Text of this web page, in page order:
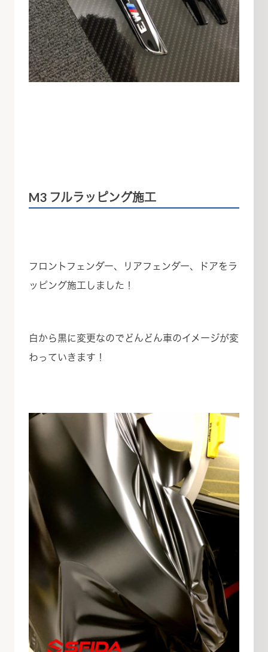
M3 フルラッピング施工
フロントフェンダー、リアフェンダー、ドアをラ
ッピング施工しました！
白から黒に変更なのでどんどん車のイメージが変
わっていきます！